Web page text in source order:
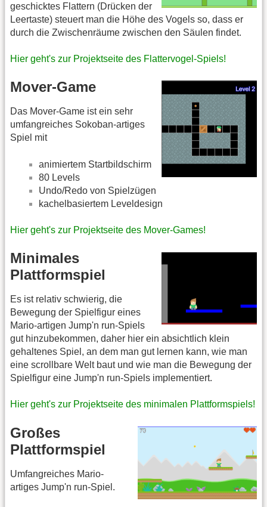
geschicktes Flattern (Drücken der
Leertaste) steuert man die Höhe des Vogels so, dass er
durch die Zwischenräume zwischen den Säulen findet.
Hier geht's zur Projektseite des Flattervogel-Spiels!
Mover-Game
Das Mover-Game ist ein sehr
umfangreiches Sokoban-artiges
Spiel mit
animiertem Startbildschirm
80 Levels
Undo/Redo von Spielzügen
kachelbasiertem Leveldesign
Hier geht's zur Projektseite des Mover-Games!
Minimales
Plattformspiel
Es ist relativ schwierig, die
Bewegung der Spielfigur eines
Mario-artigen Jump'n run-Spiels
gut hinzubekommen, daher hier ein absichtlich klein
gehaltenes Spiel, an dem man gut lernen kann, wie man
eine scrollbare Welt baut und wie man die Bewegung der
Spielfigur eine Jump'n run-Spiels implementiert.
Hier geht's zur Projektseite des minimalen Plattformspiels!
Großes
Plattformspiel
Umfangreiches Mario-
artiges Jump'n run-Spiel.